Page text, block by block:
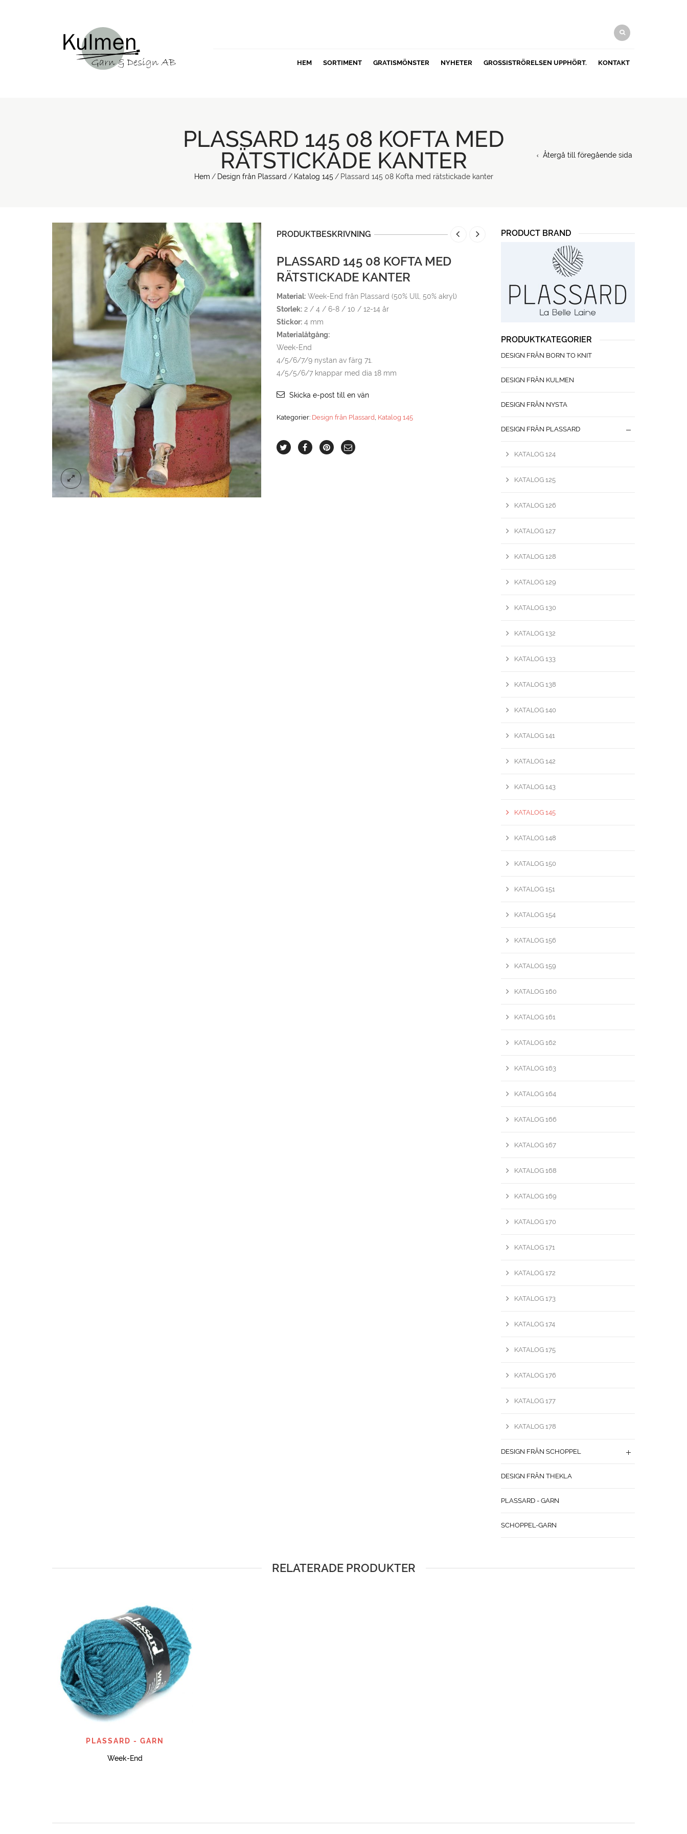
HEM SORTIMENT GRATISMÖNSTER NYHETER GROSSISTRÖRELSEN UPPHÖRT. KONTAKT
PLASSARD 145 08 KOFTA MED
RÄTSTICKADE KANTER
Hem / Design från Plassard / Katalog 145 / Plassard 145 08 Kofta med rätstickade kanter
Återgå till föregående sida
PRODUKTBESKRIVNING
PLASSARD 145 08 KOFTA MED
RÄTSTICKADE KANTER
Material:Week-End från Plassard (50% Ull, 50% akryl)
Storlek:2 / 4 / 6-8 / 10 / 12-14 år
Stickor:4 mm
Materialåtgång:
Week-End
4/5/6/7/9 nystan av färg 71.
4/5/5/6/7 knappar med dia 18 mm
Skicka e-post till en vän
Kategorier: Design från Plassard, Katalog 145
PRODUCT BRAND
PRODUKTKATEGORIER
DESIGN FRÅN BORN TO KNIT
DESIGN FRÅN KULMEN
DESIGN FRÅN NYSTA
DESIGN FRÅN PLASSARD
KATALOG 124
KATALOG 125
KATALOG 126
KATALOG 127
KATALOG 128
KATALOG 129
KATALOG 130
KATALOG 132
KATALOG 133
KATALOG 138
KATALOG 140
KATALOG 141
KATALOG 142
KATALOG 143
KATALOG 145
KATALOG 148
KATALOG 150
KATALOG 151
KATALOG 154
KATALOG 156
KATALOG 159
KATALOG 160
KATALOG 161
KATALOG 162
KATALOG 163
KATALOG 164
KATALOG 166
KATALOG 167
KATALOG 168
KATALOG 169
KATALOG 170
KATALOG 171
KATALOG 172
KATALOG 173
KATALOG 174
KATALOG 175
KATALOG 176
KATALOG 177
KATALOG 178
DESIGN FRÅN SCHOPPEL
DESIGN FRÅN THEKLA
PLASSARD - GARN
SCHOPPEL-GARN
RELATERADE PRODUKTER
SNABBTITT
PLASSARD - GARN
Week-End